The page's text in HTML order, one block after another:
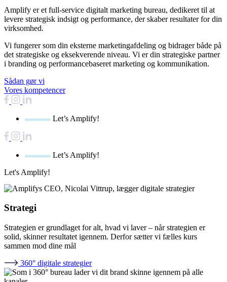
Amplify er et full-service digitalt marketing bureau, dedikeret til at
levere strategisk indsigt og performance, der skaber resultater for din
virksomhed.
Vi fungerer som din eksterne marketingafdeling og bidrager både på
det strategiske og eksekverende niveau. Vi er din strategiske partner
i branding og performancebaseret marketing og kommunikation.
Sådan gør vi
Vores kompetencer
Let’s Amplify!
Let’s Amplify!
Let's Amplify!
Strategi​
Strategien er grundlaget for alt, hvad vi laver – når strategien er
solid, skinner resultatet igennem. Derfor sætter vi fælles kurs
sammen mod dine mål
360° digitale strategier